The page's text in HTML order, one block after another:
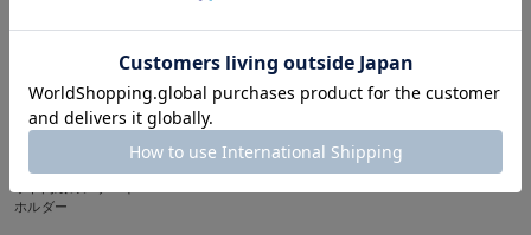
キーケース
税込
玄関のドアや冷蔵庫に
貼り付けて鍵をさっと
持ち出しできるマグネ
ホルダー
名入れ刻印可
異なる革の表情が魅力
のバグッダの「ヒップ
ポケット革財布」型キ
名入れ刻印可
メ革仕立てのちょっと
便利なヒップポケット
型キーチャーム